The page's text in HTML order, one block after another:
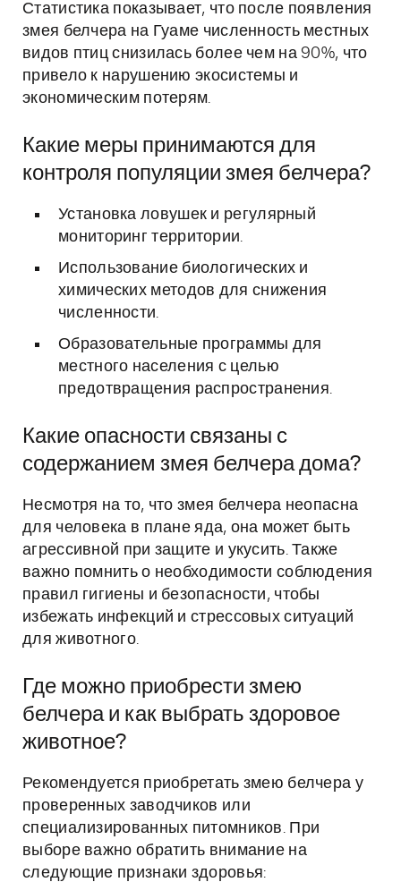
Статистика показывает, что после появления
змея белчера на Гуаме численность местных
видов птиц снизилась более чем на 90%, что
привело к нарушению экосистемы и
экономическим потерям.
Какие меры принимаются для
контроля популяции змея белчера?
Установка ловушек и регулярный
мониторинг территории.
Использование биологических и
химических методов для снижения
численности.
Образовательные программы для
местного населения с целью
предотвращения распространения.
Какие опасности связаны с
содержанием змея белчера дома?
Несмотря на то, что змея белчера неопасна
для человека в плане яда, она может быть
агрессивной при защите и укусить. Также
важно помнить о необходимости соблюдения
правил гигиены и безопасности, чтобы
избежать инфекций и стрессовых ситуаций
для животного.
Где можно приобрести змею
белчера и как выбрать здоровое
животное?
Рекомендуется приобретать змею белчера у
проверенных заводчиков или
специализированных питомников. При
выборе важно обратить внимание на
следующие признаки здоровья: